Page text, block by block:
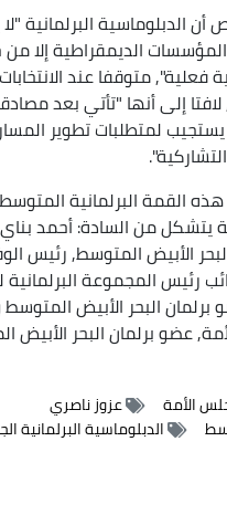
الدبلوماسية البرلمانية "لا
الديمقراطية إلا من
متوقفا عند الانتخابات
إلى أنها "تأتي بعد مصادقة
لمتطلبات تطوير المسار
القمة البرلمانية
يتشكل من السادة: أحمد
الأبيض المتوسط, رئيس
رئيس المجموعة البرلمانية
البحر الأبيض المتوسط
عضو برلمان البحر الأبيض
عزوز ناصري
الدبلوماسية البرلمانية